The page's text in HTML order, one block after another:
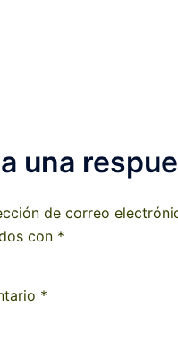
una
de correo
con *
*